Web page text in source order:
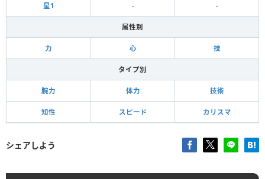
星1 - -
属性別
力 心 技
タイプ別
腕力 体力 技術
知性 スピード カリスマ
シェアしよう